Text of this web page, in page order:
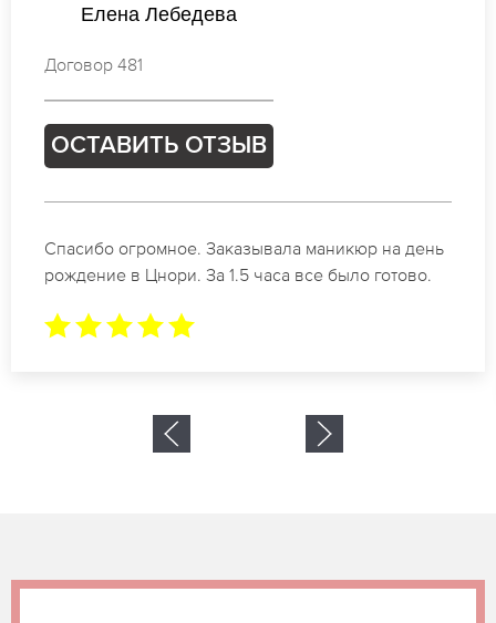
Ирина Петрова
Договор 595
ОСТАВИТЬ ОТЗЫВ
Идеальные специалисты своего дела по
маникюру в Цнори. Замечательный результат.